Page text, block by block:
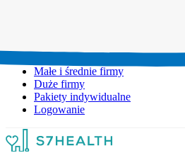
Małe i średnie firmy
Duże firmy
Pakiety indywidualne
Logowanie